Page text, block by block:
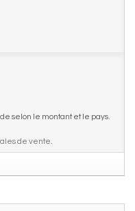
selon le montant et le pays.
de vente